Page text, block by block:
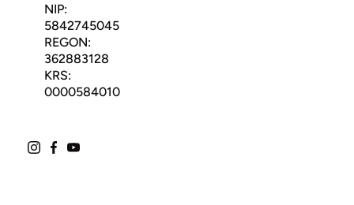
NIP:
5842745045
REGON:
362883128
KRS:
0000584010